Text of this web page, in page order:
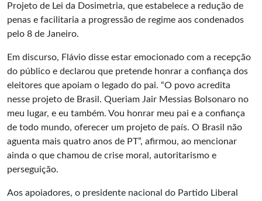
Projeto de Lei da Dosimetria, que estabelece a redução de
penas e facilitaria a progressão de regime aos condenados
pelo 8 de Janeiro.
Em discurso, Flávio disse estar emocionado com a recepção
do público e declarou que pretende honrar a confiança dos
eleitores que apoiam o legado do pai. “O povo acredita
nesse projeto de Brasil. Queriam Jair Messias Bolsonaro no
meu lugar, e eu também. Vou honrar meu pai e a confiança
de todo mundo, oferecer um projeto de país. O Brasil não
aguenta mais quatro anos de PT”, afirmou, ao mencionar
ainda o que chamou de crise moral, autoritarismo e
perseguição.
Aos apoiadores, o presidente nacional do Partido Liberal